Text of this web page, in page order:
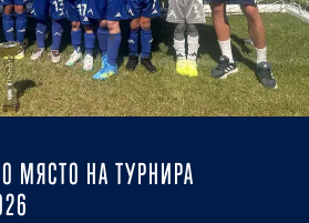
МЯСТО НА ТУРНИРА